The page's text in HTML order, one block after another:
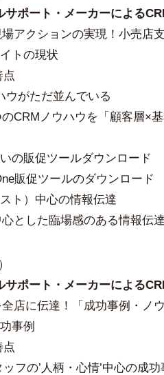
サポート・メーカーによる
アクションの実現！小売店
トの現状
点
ウがただ並んでいる
CRMノウハウを「顧客層×
の販促ツールダウンロード
販促ツールのダウンロード
ト）中心の情報伝達
とした臨場感のある情報伝達
サポート・メーカーによる
店に伝達！「成功事例・ノ
事例
点
フの’人柄・心情’中心の成功